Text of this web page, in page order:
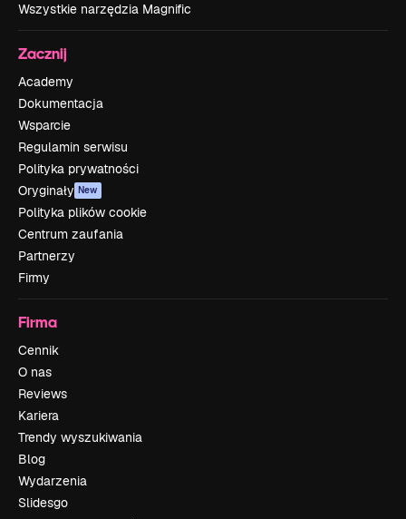
Wszystkie narzędzia Magnific
Zacznij
Academy
Dokumentacja
Wsparcie
Regulamin serwisu
Polityka prywatności
Oryginały New
Polityka plików cookie
Centrum zaufania
Partnerzy
Firmy
Firma
Cennik
O nas
Reviews
Kariera
Trendy wyszukiwania
Blog
Wydarzenia
Slidesgo